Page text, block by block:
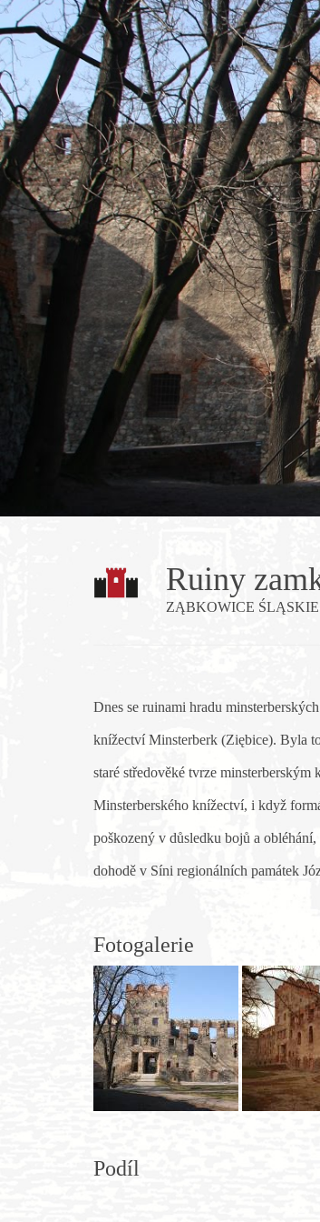
Ruiny
ZĄBKOWICE ŚLĄSKIE
Dnes se ruinami hradu
knížectví Minsterberk (Ziębice). Byla
staré středověké tvrze
Minsterberského knížectví, i když
poškozený v důsledku bojů a
dohodě v Síni regionálních památek
Fotogalerie
Podíl